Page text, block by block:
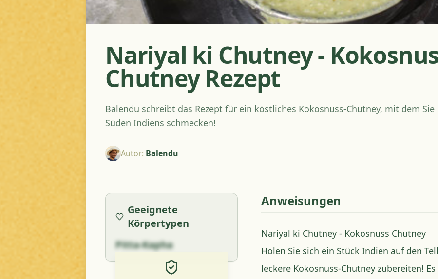
Nariyal ki Chutney -
Chutney Rezept
Balendu schreibt das Rezept für ein köstliches Kokosnuss-Chutney, mit dem
Süden Indiens schmecken!
Autor: Balendu
Geeignete
Körpertypen
Pitta-Kapha
Anweisungen
Nariyal ki Chutney - Kokosnuss Chutney
Holen Sie sich ein Stück Indien auf den
leckere Kokosnuss-Chutney zubereiten!